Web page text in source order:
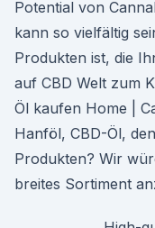
Potential von
kann so vielfältig
Produkten ist, die
auf CBD Welt zum
Öl kaufen Home |
Hanföl, CBD-Öl,
Produkten? Wir
breites Sortiment